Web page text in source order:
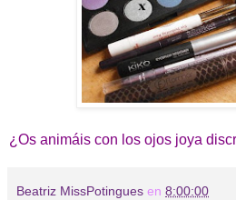
¿Os animáis con los ojos joya
Beatriz MissPotingues en 8:00:00